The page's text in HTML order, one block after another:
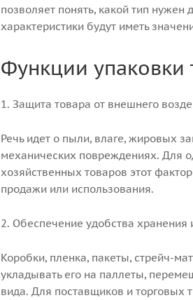
позволяет понять, какой тип нужен
характеристики будут иметь
Функции упаковки
1. Защита товара от внешнего
Речь идет о пыли, влаге, жировых
механических повреждениях. Для
хозяйственных товаров этот
продажи или использования.
2. Обеспечение удобства хранения
Коробки, пленка, пакеты, стрейч-
укладывать его на паллеты,
вида. Для поставщиков и торговых